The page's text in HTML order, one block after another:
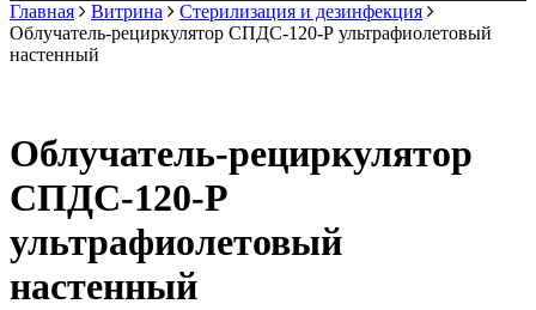
Главная Витрина
Стерилизация и дезинфекция
Облучатель-рециркулятор СПДС-120-Р ультрафиолетовый
настенный
Облучатель-рециркулятор
СПДС-120-Р
ультрафиолетовый
настенный